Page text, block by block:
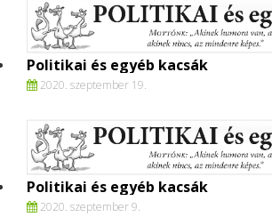
Politikai és egyéb kacsák
2020. szeptember 19.
Politikai és egyéb kacsák
2020. szeptember 9.